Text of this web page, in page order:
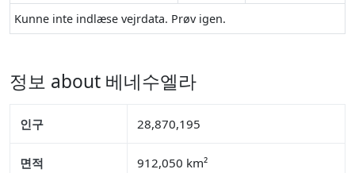
Kunne inte indlæse vejrdata. Prøv igen.
정보 about 베네수엘라
인구 28,870,195
면적 912,050 km²